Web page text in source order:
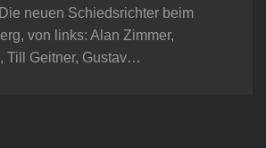
neuen Schiedsrichter beim
von links: Alan Zimmer,
Till Geitner, Gustav…